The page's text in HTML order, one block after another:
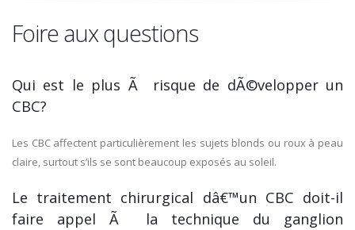
Foire aux questions
Qui est le plus Ã risque de dÃ©velopper un
CBC?
Les CBC affectent particulièrement les sujets blonds ou roux à peau
claire, surtout s’ils se sont beaucoup exposés au soleil.
Le traitement chirurgical dâ€™un CBC doit-il
faire appel Ã la technique du ganglion